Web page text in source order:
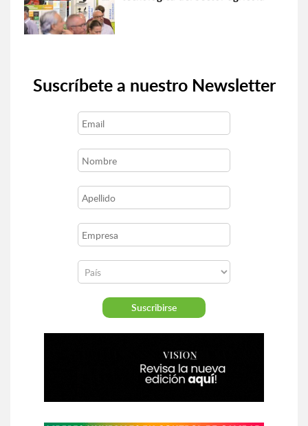
Suscríbete a nuestro Newsletter